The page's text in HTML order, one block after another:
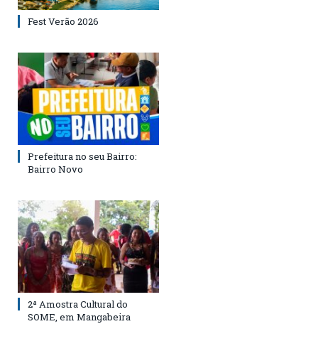
Fest Verão 2026
Prefeitura no seu Bairro:
Bairro Novo
2ª Amostra Cultural do
SOME, em Mangabeira